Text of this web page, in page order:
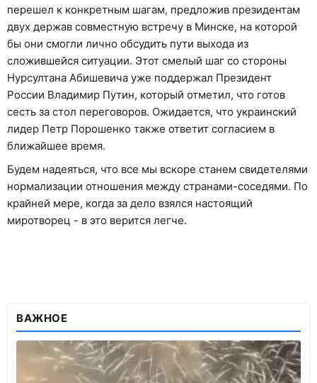
перешел к конкретным шагам, предложив президентам
двух держав совместную встречу в Минске, на которой
бы они смогли лично обсудить пути выхода из
сложившейся ситуации. Этот смелый шаг со стороны
Нурсултана Абишевича уже поддержал Президент
России Владимир Путин, который отметил, что готов
сесть за стол переговоров. Ожидается, что украинский
лидер Петр Порошенко также ответит согласием в
ближайшее время.
Будем надеяться, что все мы вскоре станем свидетелями
нормализации отношения между странами-соседями. По
крайней мере, когда за дело взялся настоящий
миротворец - в это верится легче.
ВАЖНОЕ